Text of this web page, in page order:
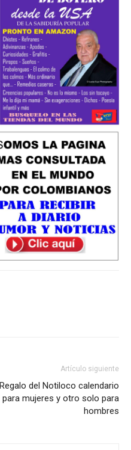
Artículo siguiente
Regalo del Notiloco calendario
para mujeres y otro solo para
hombres